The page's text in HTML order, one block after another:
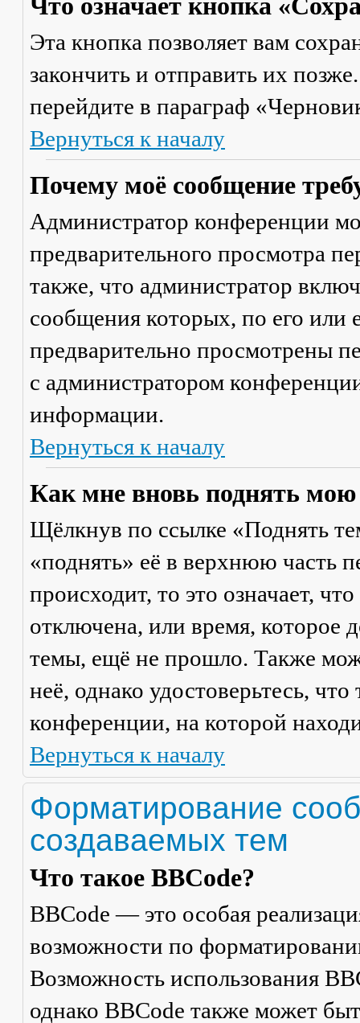
Что означает кнопка
Эта кнопка позволяет вам
закончить и отправить их
перейдите в параграф
Вернуться к началу
Почему моё сообщение
Администратор конференции
предварительного просмотра
также, что администратор
сообщения которых, по его
предварительно просмотрены
с администратором
информации.
Вернуться к началу
Как мне вновь поднять мою
Щёлкнув по ссылке «Поднять
«поднять» её в верхнюю часть
происходит, то это означает,
отключена, или время, которое
темы, ещё не прошло. Также
неё, однако удостоверьтесь,
конференции, на которой
Вернуться к началу
Форматирование
создаваемых тем
Что такое BBCode?
BBCode — это особая
возможности по
Возможность использования
однако BBCode также может